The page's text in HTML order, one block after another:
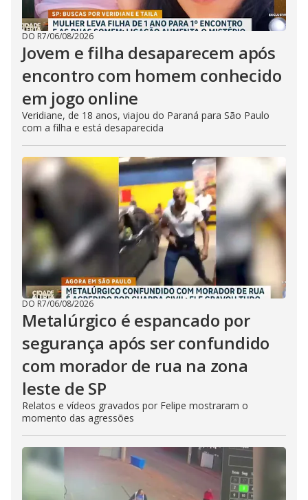
DO R7/06/08/2026
Jovem e filha desaparecem após
encontro com homem conhecido
em jogo online
Veridiane, de 18 anos, viajou do Paraná para São Paulo
com a filha e está desaparecida
DO R7/06/08/2026
Metalúrgico é espancado por
segurança após ser confundido
com morador de rua na zona
leste de SP
Relatos e vídeos gravados por Felipe mostraram o
momento das agressões